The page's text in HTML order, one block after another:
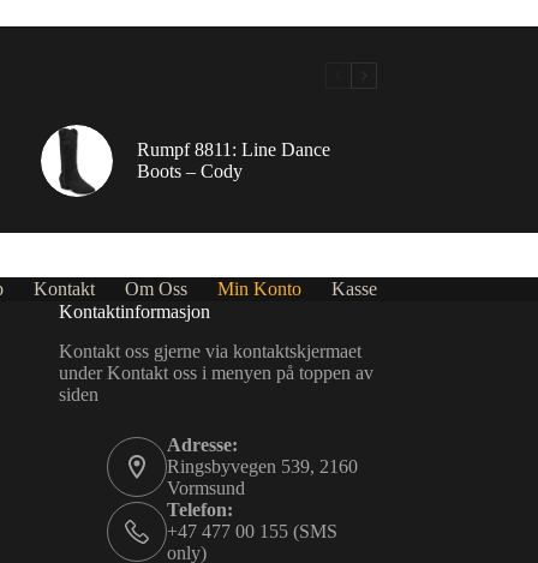
Rumpf 8811: Line Dance
Boots – Cody
Kontakt Om Oss Min Konto
Kasse
Kontaktinformasjon
Kontakt oss gjerne via kontaktskjermaet
under Kontakt oss i menyen på toppen av
siden
Adresse:
Ringsbyvegen 539, 2160
Vormsund
Telefon:
+47 477 00 155 (SMS
only)